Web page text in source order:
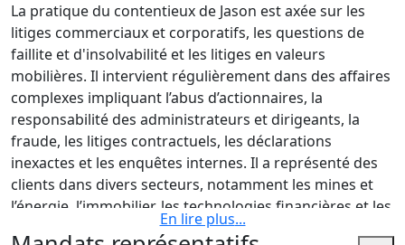
La pratique du contentieux de Jason est axée sur les
litiges commerciaux et corporatifs, les questions de
faillite et d'insolvabilité et les litiges en valeurs
mobilières. Il intervient régulièrement dans des affaires
complexes impliquant l’abus d’actionnaires, la
responsabilité des administrateurs et dirigeants, la
fraude, les litiges contractuels, les déclarations
inexactes et les enquêtes internes. Il a représenté des
clients dans divers secteurs, notamment les mines et
l’énergie, l’immobilier, les technologies financières et les
cryptomonnaies, l’automobile et l’aéronautique et les
En lire plus...